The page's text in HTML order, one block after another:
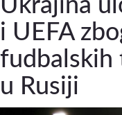
Ukrajina
i UEFA
fudbalskih
u Rusiji